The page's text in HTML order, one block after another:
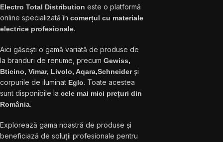
Electro Total Distribution este o platformă
online specializată în comerțul cu materiale
electrice profesionale.
Aici găsești o gamă variată de produse de
la branduri de renume, precum Gewiss,
Bticino, Vimar, Livolo, Aqara,Schneiderși
corpurile de iluminat Eglo. Toate acestea
sunt disponibile la cele mai mici prețuri din
România.
Explorează gama noastră de produse și
beneficiază de soluții profesionale pentru